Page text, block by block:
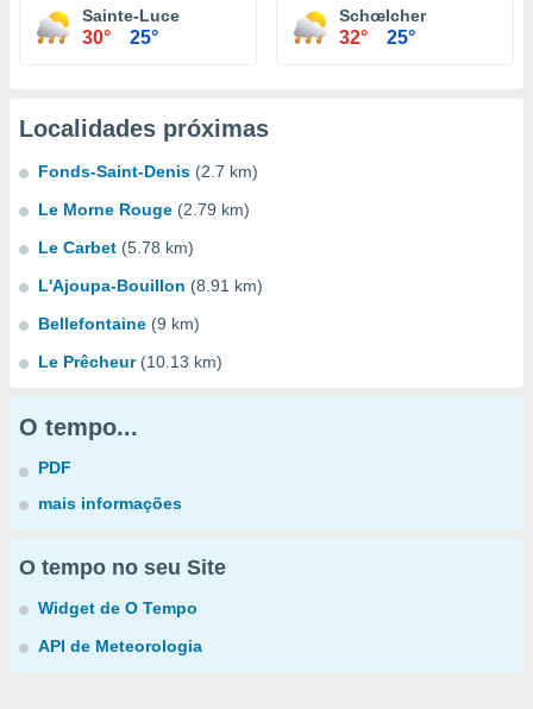
Sainte-Luce
30° 25°
Schœlcher
32° 25°
Localidades próximas
Fonds-Saint-Denis (2.7 km)
Le Morne Rouge (2.79 km)
Le Carbet (5.78 km)
L'Ajoupa-Bouillon (8.91 km)
Bellefontaine (9 km)
Le Prêcheur (10.13 km)
O tempo...
PDF
mais informações
O tempo no seu Site
Widget de O Tempo
API de Meteorologia